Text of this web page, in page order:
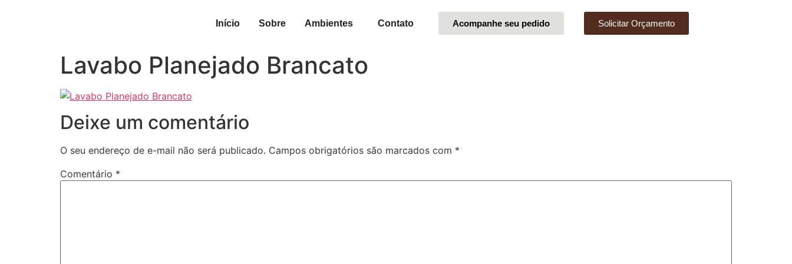
Início Sobre Ambientes Contato Acompanhe seu pedido Solicitar Orçamento
Lavabo Planejado Brancato
Deixe um comentário
O seu endereço de e-mail não será publicado. Campos obrigatórios são marcados com *
Comentário *